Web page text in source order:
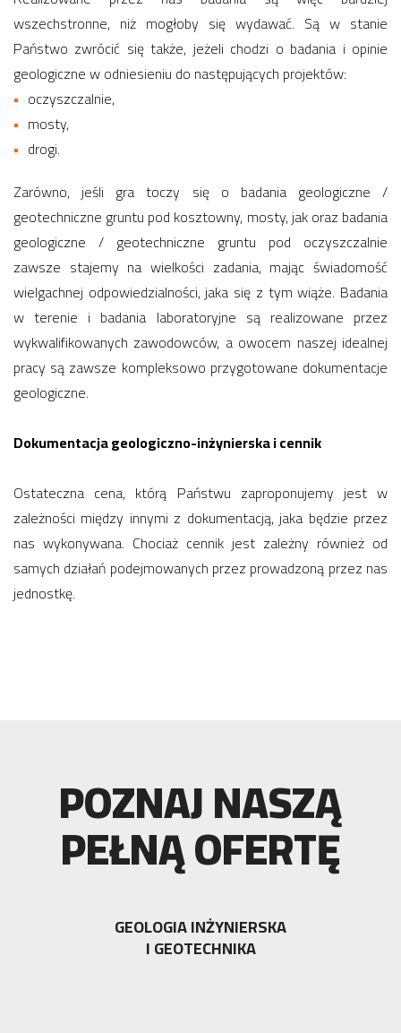
wszechstronne, niż mogłoby się wydawać. Są w stanie
Państwo zwrócić się także, jeżeli chodzi o badania i opinie
geologiczne w odniesieniu do następujących projektów:
oczyszczalnie,
mosty,
drogi.
Zarówno, jeśli gra toczy się o badania geologiczne /
geotechniczne gruntu pod kosztowny, mosty, jak oraz badania
geologiczne / geotechniczne gruntu pod oczyszczalnie
zawsze stajemy na wielkości zadania, mając świadomość
wielgachnej odpowiedzialności, jaka się z tym wiąże. Badania
w terenie i badania laboratoryjne są realizowane przez
wykwalifikowanych zawodowców, a owocem naszej idealnej
pracy są zawsze kompleksowo przygotowane dokumentacje
geologiczne.
Dokumentacja geologiczno-inżynierska i cennik
Ostateczna cena, którą Państwu zaproponujemy jest w
zależności między innymi z dokumentacją, jaka będzie przez
nas wykonywana. Chociaż cennik jest zależny również od
samych działań podejmowanych przez prowadzoną przez nas
jednostkę.
POZNAJ NASZĄ
PEŁNĄ OFERTĘ
GEOLOGIA INŻYNIERSKA
I GEOTECHNIKA